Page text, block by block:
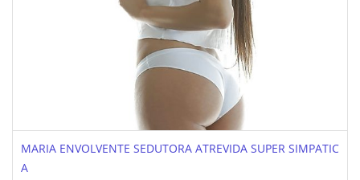
MARIA ENVOLVENTE SEDUTORA ATREVIDA SUPER SIMPATIC
A